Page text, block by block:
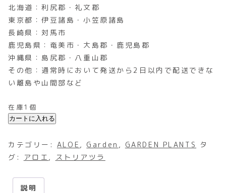
北海道：利尻郡・礼文郡
東京都：伊豆諸島・小笠原諸島
長崎県：対馬市
鹿児島県：奄美市・大島郡・鹿児島郡
沖縄県：島尻郡・八重山郡
その他：通常時において発送から2日以内で配送できな
い離島や山間部など
在庫1個
カートに入れる
カテゴリー: ALOE , Garden , GARDEN PLANTS
タ
グ:
アロエ , ストリアツラ
説明